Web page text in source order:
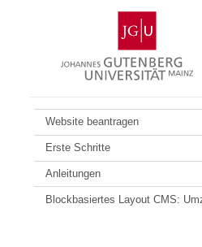
Gutenberg-
Universität
Mainz
Website beantragen
Erste Schritte
Anleitungen
Blockbasiertes Layout CMS: